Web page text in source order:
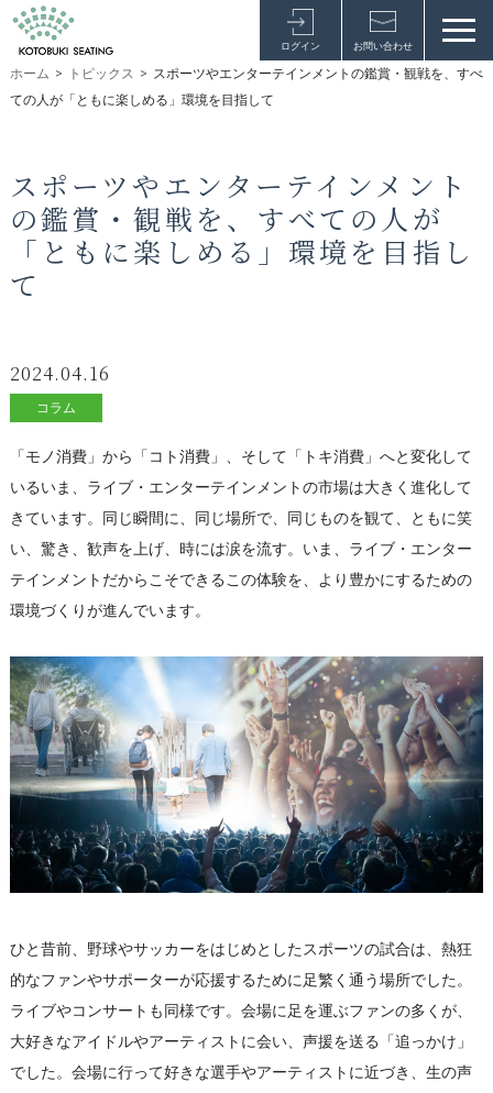
ログイン お問い合わせ
ホーム > トピックス > スポーツやエンターテインメントの鑑賞・観戦を、すべ
ての人が「ともに楽しめる」環境を目指して
スポーツやエンターテインメント
の鑑賞・観戦を、すべての人が
「ともに楽しめる」環境を目指し
て
2024.04.16
コラム
「モノ消費」から「コト消費」、そして「トキ消費」へと変化して
いるいま、ライブ・エンターテインメントの市場は大きく進化して
きています。同じ瞬間に、同じ場所で、同じものを観て、ともに笑
い、驚き、歓声を上げ、時には涙を流す。いま、ライブ・エンター
テインメントだからこそできるこの体験を、より豊かにするための
環境づくりが進んでいます。
ひと昔前、野球やサッカーをはじめとしたスポーツの試合は、熱狂
的なファンやサポーターが応援するために足繁く通う場所でした。
ライブやコンサートも同様です。会場に足を運ぶファンの多くが、
大好きなアイドルやアーティストに会い、声援を送る「追っかけ」
でした。会場に行って好きな選手やアーティストに近づき、生の声